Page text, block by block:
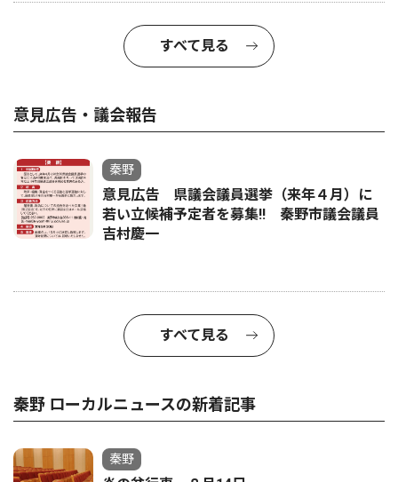
すべて見る
意見広告・議会報告
秦野
意見広告 県議会議員選挙（来年４月）に
若い立候補予定者を募集‼ 秦野市議会議員
吉村慶一
すべて見る
秦野 ローカルニュースの新着記事
秦野